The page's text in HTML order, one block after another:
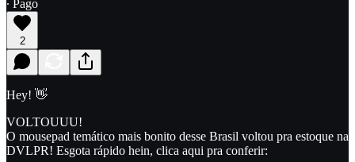
∙ Pago
2
Hey! 👋
VOLTOUUU!
O mousepad temático mais bonito desse Brasil voltou pra estoque na
DVLPR! Esgota rápido hein, clica aqui pra conferir: